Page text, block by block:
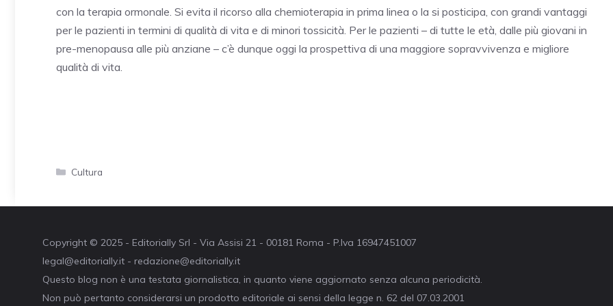
con la terapia ormonale. Si evita il ricorso alla chemioterapia in prima linea o la si posticipa, con grandi vantaggi
per le pazienti in termini di qualità di vita e di minori tossicità. Per le pazienti – di tutte le età, dalle più giovani in
pre-menopausa alle più anziane – c’è dunque oggi la prospettiva di una maggiore sopravvivenza e migliore
qualità di vita.
Categorie
Cultura
Copyright © 2025 - Editorially Srl - Via Assisi 21 - 00181 Roma - P.Iva 16947451007
legal@editorially.it - redazione@editorially.it
Questo blog non è una testata giornalistica, in quanto viene aggiornato senza alcuna periodicità.
Non può pertanto considerarsi un prodotto editoriale ai sensi della legge n. 62 del 07.03.2001